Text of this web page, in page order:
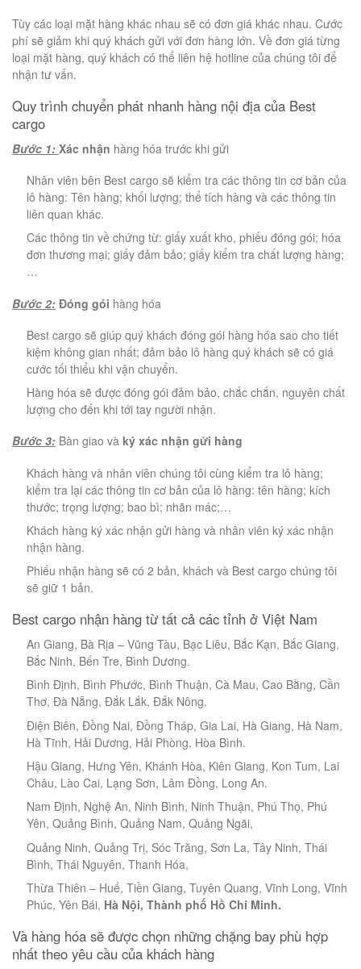
Tùy các loại mặt hàng khác nhau sẽ có đơn giá khác nhau. Cước
phí sẽ giảm khi quý khách gửi với đơn hàng lớn. Về đơn giá từng
loại mặt hàng, quý khách có thể liên hệ hotline của chúng tôi để
nhận tư vấn.
Quy trình chuyển phát nhanh hàng nội địa của Best
cargo
Bước 1: Xác nhận hàng hóa trước khi gửi
Nhân viên bên Best cargo sẽ kiểm tra các thông tin cơ bản của
lô hàng: Tên hàng; khối lượng; thể tích hàng và các thông tin
liên quan khác.
Các thông tin về chứng từ: giấy xuất kho, phiếu đóng gói; hóa
đơn thương mại; giấy đảm bảo; giấy kiểm tra chất lượng hàng;
…
Bước 2: Đóng gói hàng hóa
Best cargo sẽ giúp quý khách đóng gói hàng hóa sao cho tiết
kiệm không gian nhất; đảm bảo lô hàng quý khách sẽ có giá
cước tối thiểu khi vận chuyển.
Hàng hóa sẽ được đóng gói đảm bảo, chắc chắn, nguyên chất
lượng cho đến khi tới tay người nhận.
Bước 3: Bàn giao và ký xác nhận gửi hàng
Khách hàng và nhân viên chúng tôi cùng kiểm tra lô hàng;
kiểm tra lại các thông tin cơ bản của lô hàng: tên hàng; kích
thước; trọng lượng; bao bì; nhãn mác;…
Khách hàng ký xác nhận gửi hàng và nhân viên ký xác nhận
nhận hàng.
Phiếu nhận hàng sẽ có 2 bản, khách và Best cargo chúng tôi
sẽ giữ 1 bản.
Best cargo nhận hàng từ tất cả các tỉnh ở Việt Nam
An Giang, Bà Rịa – Vũng Tàu, Bạc Liêu, Bắc Kạn, Bắc Giang,
Bắc Ninh, Bến Tre, Bình Dương.
Bình Định, Bình Phước, Bình Thuận, Cà Mau, Cao Bằng, Cần
Thơ, Đà Nẵng, Đắk Lắk, Đắk Nông.
Điện Biên, Đồng Nai, Đồng Tháp, Gia Lai, Hà Giang, Hà Nam,
Hà Tĩnh, Hải Dương, Hải Phòng, Hòa Bình.
Hậu Giang, Hưng Yên, Khánh Hòa, Kiên Giang, Kon Tum, Lai
Châu, Lào Cai, Lạng Sơn, Lâm Đồng, Long An.
Nam Định, Nghệ An, Ninh Bình, Ninh Thuận, Phú Thọ, Phú
Yên, Quảng Bình, Quảng Nam, Quảng Ngãi,
Quảng Ninh, Quảng Trị, Sóc Trăng, Sơn La, Tây Ninh, Thái
Bình, Thái Nguyên, Thanh Hóa,
Thừa Thiên – Huế, Tiền Giang, Tuyên Quang, Vĩnh Long, Vĩnh
Phúc, Yên Bái, Hà Nội, Thành phố Hồ Chí Minh.
Và hàng hóa sẽ được chọn những chặng bay phù hợp
nhất theo yêu cầu của khách hàng